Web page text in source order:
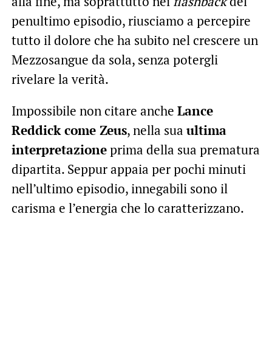
penultimo episodio, riusciamo a percepire
tutto il dolore che ha subito nel crescere un
Mezzosangue da sola, senza potergli
rivelare la verità.
Impossibile non citare anche Lance
Reddick come Zeus, nella sua ultima
interpretazioneprima della sua prematura
dipartita. Seppur appaia per pochi minuti
nell’ultimo episodio, innegabili sono il
carisma e l’energia che lo caratterizzano.